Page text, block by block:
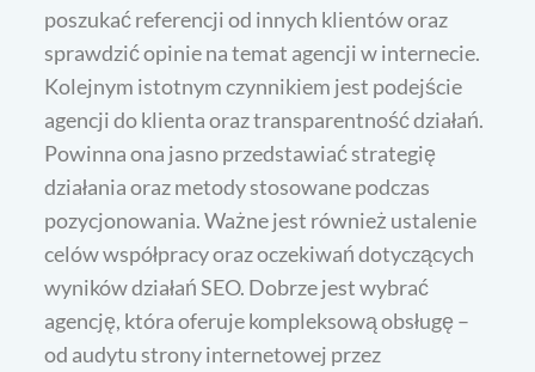
poszukać referencji od innych klientów oraz
sprawdzić opinie na temat agencji w internecie.
Kolejnym istotnym czynnikiem jest podejście
agencji do klienta oraz transparentność działań.
Powinna ona jasno przedstawiać strategię
działania oraz metody stosowane podczas
pozycjonowania. Ważne jest również ustalenie
celów współpracy oraz oczekiwań dotyczących
wyników działań SEO. Dobrze jest wybrać
agencję, która oferuje kompleksową obsługę –
od audytu strony internetowej przez